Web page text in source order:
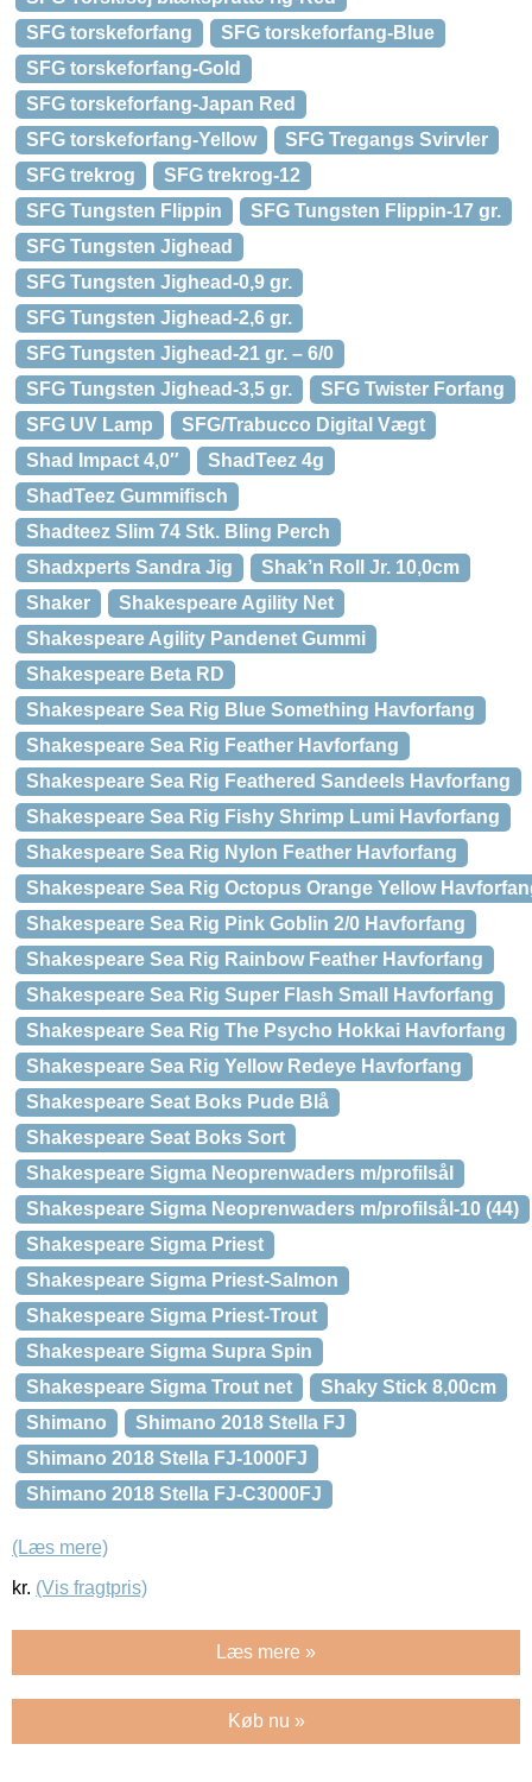
SFG torskeforfang
SFG torskeforfang-Blue
SFG torskeforfang-Gold
SFG torskeforfang-Japan Red
SFG torskeforfang-Yellow
SFG Tregangs Svirvler
SFG trekrog
SFG trekrog-12
SFG Tungsten Flippin
SFG Tungsten Flippin-17 gr.
SFG Tungsten Jighead
SFG Tungsten Jighead-0,9 gr.
SFG Tungsten Jighead-2,6 gr.
SFG Tungsten Jighead-21 gr. – 6/0
SFG Tungsten Jighead-3,5 gr.
SFG Twister Forfang
SFG UV Lamp
SFG/Trabucco Digital Vægt
Shad Impact 4,0″
ShadTeez 4g
ShadTeez Gummifisch
Shadteez Slim 74 Stk. Bling Perch
Shadxperts Sandra Jig
Shak’n Roll Jr. 10,0cm
Shaker
Shakespeare Agility Net
Shakespeare Agility Pandenet Gummi
Shakespeare Beta RD
Shakespeare Sea Rig Blue Something Havforfang
Shakespeare Sea Rig Feather Havforfang
Shakespeare Sea Rig Feathered Sandeels Havforfang
Shakespeare Sea Rig Fishy Shrimp Lumi Havforfang
Shakespeare Sea Rig Nylon Feather Havforfang
Shakespeare Sea Rig Octopus Orange Yellow
Shakespeare Sea Rig Pink Goblin 2/0 Havforfang
Shakespeare Sea Rig Rainbow Feather Havforfang
Shakespeare Sea Rig Super Flash Small Havforfang
Shakespeare Sea Rig The Psycho Hokkai Havforfang
Shakespeare Sea Rig Yellow Redeye Havforfang
Shakespeare Seat Boks Pude Blå
Shakespeare Seat Boks Sort
Shakespeare Sigma Neoprenwaders m/profilsål
Shakespeare Sigma Neoprenwaders m/profilsål-10 (44)
Shakespeare Sigma Priest
Shakespeare Sigma Priest-Salmon
Shakespeare Sigma Priest-Trout
Shakespeare Sigma Supra Spin
Shakespeare Sigma Trout net
Shaky Stick 8,00cm
Shimano
Shimano 2018 Stella FJ
Shimano 2018 Stella FJ-1000FJ
Shimano 2018 Stella FJ-C3000FJ
(Læs mere)
kr. (Vis fragtpris)
Læs mere »
Køb nu »